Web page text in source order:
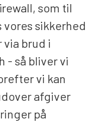
som til
sikkerhed
brud i
- så bliver vi
vi kan
afgiver
på